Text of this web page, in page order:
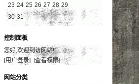
23 24 25 26 27 28 29
30 31
控制面板
您好,欢迎到访网站!
[用户登录]
[查看权限]
网站分类